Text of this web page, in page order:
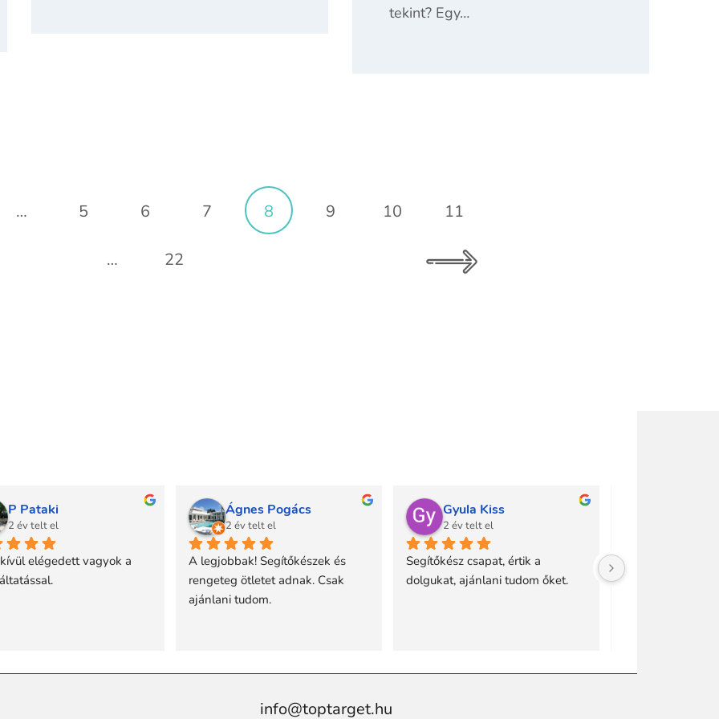
tekint? Egy…
… 5 6 7 8 9 10 11
… 22
P Pataki
2 év telt el
elégedett vagyok a
Ágnes Pogács
2 év telt el
A legjobbak! Segítőkészek és
rengeteg ötletet adnak. Csak
ajánlani tudom.
Gyula Kiss
2 év telt el
Segítőkész csapat, értik a
dolgukat, ajánlani tudom őket.
info@toptarget.hu